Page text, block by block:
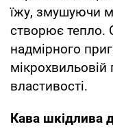
їжу, змушуючи
створює тепло.
надмірного
мікрохвильовій
властивості.
Кава шкідлива